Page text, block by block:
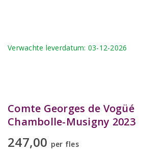
Verwachte leverdatum: 03-12-2026
Comte Georges de Vogüé
Chambolle-Musigny 2023
247,00 per fles